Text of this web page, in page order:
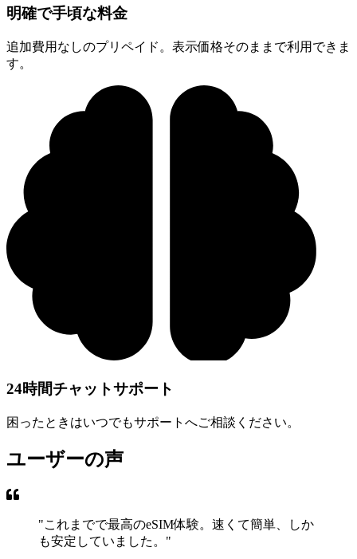
明確で手頃な料金
追加費用なしのプリペイド。表示価格そのままで利用できま
す。
24時間チャットサポート
困ったときはいつでもサポートへご相談ください。
ユーザーの声
"これまでで最高のeSIM体験。速くて簡単、しか
も安定していました。 "